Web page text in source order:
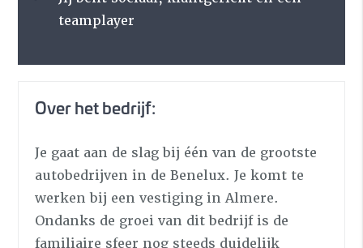
teamplayer
Over het bedrijf:
Je gaat aan de slag bij één van de grootste
autobedrijven in de Benelux. Je komt te
werken bij een vestiging in Almere.
Ondanks de groei van dit bedrijf is de
familiaire sfeer nog steeds duidelijk